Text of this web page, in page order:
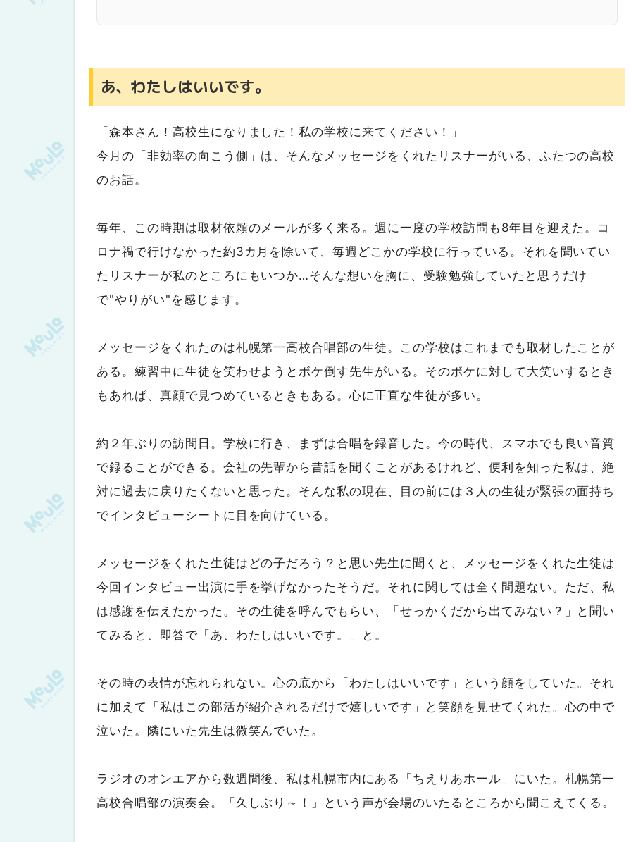
あ、わたしはいいです。
「森本さん！高校生になりました！私の学校に来てください！」
今月の「非効率の向こう側」は、そんなメッセージをくれたリスナーがいる、ふたつの高校
のお話。
毎年、この時期は取材依頼のメールが多く来る。週に一度の学校訪問も8年目を迎えた。コ
ロナ禍で行けなかった約3カ月を除いて、毎週どこかの学校に行っている。それを聞いてい
たリスナーが私のところにもいつか…そんな想いを胸に、受験勉強していたと思うだけ
で"やりがい"を感じます。
メッセージをくれたのは札幌第一高校合唱部の生徒。この学校はこれまでも取材したことが
ある。練習中に生徒を笑わせようとボケ倒す先生がいる。そのボケに対して大笑いするとき
もあれば、真顔で見つめているときもある。心に正直な生徒が多い。
約２年ぶりの訪問日。学校に行き、まずは合唱を録音した。今の時代、スマホでも良い音質
で録ることができる。会社の先輩から昔話を聞くことがあるけれど、便利を知った私は、絶
対に過去に戻りたくないと思った。そんな私の現在、目の前には３人の生徒が緊張の面持ち
でインタビューシートに目を向けている。
メッセージをくれた生徒はどの子だろう？と思い先生に聞くと、メッセージをくれた生徒は
今回インタビュー出演に手を挙げなかったそうだ。それに関しては全く問題ない。ただ、私
は感謝を伝えたかった。その生徒を呼んでもらい、「せっかくだから出てみない？」と聞い
てみると、即答で「あ、わたしはいいです。」と。
その時の表情が忘れられない。心の底から「わたしはいいです」という顔をしていた。それ
に加えて「私はこの部活が紹介されるだけで嬉しいです」と笑顔を見せてくれた。心の中で
泣いた。隣にいた先生は微笑んでいた。
ラジオのオンエアから数週間後、私は札幌市内にある「ちえりあホール」にいた。札幌第一
高校合唱部の演奏会。「久しぶり～！」という声が会場のいたるところから聞こえてくる。